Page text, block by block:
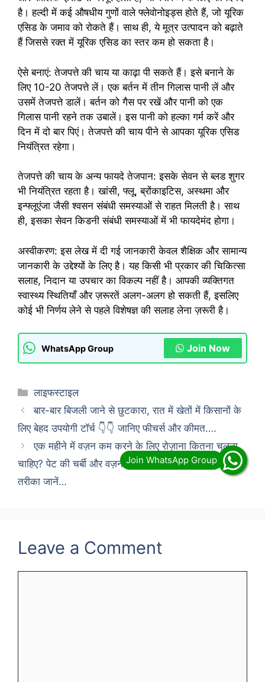
है। हल्दी में कई औषधीय गुणों वाले फ्लेवोनोइड्स होते हैं, जो यूरिक
एसिड के जमाव को रोकते हैं। साथ ही, ये मूत्र उत्पादन को बढ़ाते
हैं जिससे रक्त में यूरिक एसिड का स्तर कम हो सकता है।
ऐसे बनाएं: तेजपत्ते की चाय या काढ़ा पी सकते हैं। इसे बनाने के
लिए 10-20 तेजपत्ते लें। एक बर्तन में तीन गिलास पानी लें और
उसमें तेजपत्ते डालें। बर्तन को गैस पर रखें और पानी को एक
गिलास पानी रहने तक उबालें। इस पानी को हल्का गर्म करें और
दिन में दो बार पिएं। तेजपत्ते की चाय पीने से आपका यूरिक एसिड
नियंत्रित रहेगा।
तेजपत्ते की चाय के अन्य फायदे तेजपान: इसके सेवन से ब्लड शुगर
भी नियंत्रित रहता है। खांसी, फ्लू, ब्रोंकाइटिस, अस्थमा और
इन्फ्लूएंजा जैसी श्वसन संबंधी समस्याओं से राहत मिलती है। साथ
ही, इसका सेवन किडनी संबंधी समस्याओं में भी फायदेमंद होगा।
अस्वीकरण: इस लेख में दी गई जानकारी केवल शैक्षिक और सामान्य
जानकारी के उद्देश्यों के लिए है। यह किसी भी प्रकार की चिकित्सा
सलाह, निदान या उपचार का विकल्प नहीं है। आपकी व्यक्तिगत
स्वास्थ्य स्थितियाँ और ज़रूरतें अलग-अलग हो सकती हैं, इसलिए
कोई भी निर्णय लेने से पहले विशेषज्ञ की सलाह लेना ज़रूरी है।
WhatsApp Group Join Now
Categories
लाइफस्टाइल
बार-बार बिजली जाने से छुटकारा, रात में खेतों में किसानों के
लिए बेहद उपयोगी टॉर्च 👇👇 जानिए फीचर्स और कीमत….
एक महीने में वज़न कम करने के लिए रोज़ाना कितना चलना
चाहिए? पेट की चर्बी और वज़न कम करने के लिए चलने का सही
तरीका जानें…
Leave a Comment